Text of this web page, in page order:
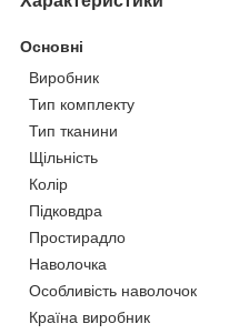
Основні
Виробник
Тип комплекту
Тип тканини
Щільність
Колір
Підковдра
Простирадло
Наволочка
Особливість наволочок
Країна виробник